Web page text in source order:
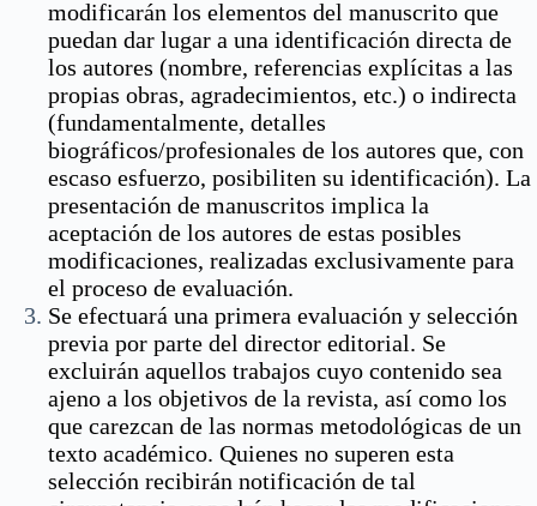
modificarán los elementos del manuscrito que
puedan dar lugar a una identificación directa de
los autores (nombre, referencias explícitas a las
propias obras, agradecimientos, etc.) o indirecta
(fundamentalmente, detalles
biográficos/profesionales de los autores que, con
escaso esfuerzo, posibiliten su identificación). La
presentación de manuscritos implica la
aceptación de los autores de estas posibles
modificaciones, realizadas exclusivamente para
el proceso de evaluación.
Se efectuará una primera evaluación y selección
previa por parte del director editorial. Se
excluirán aquellos trabajos cuyo contenido sea
ajeno a los objetivos de la revista, así como los
que carezcan de las normas metodológicas de un
texto académico. Quienes no superen esta
selección recibirán notificación de tal